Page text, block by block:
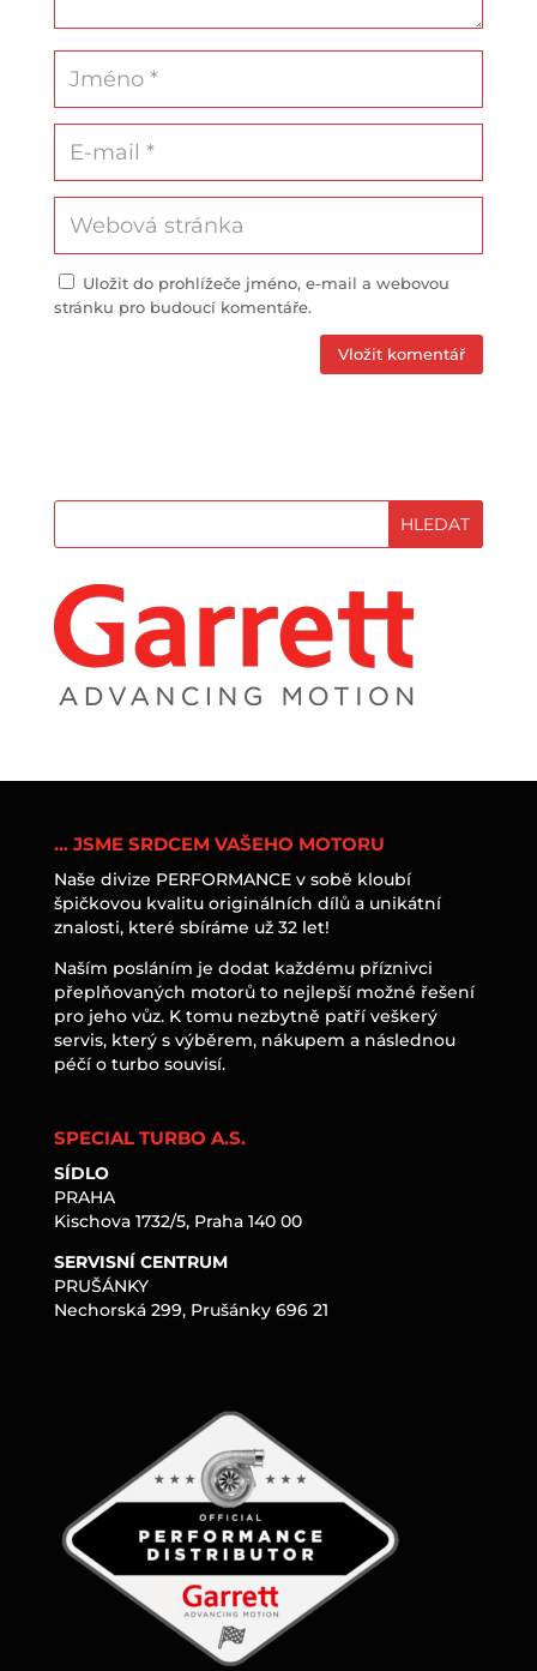
Uložit do prohlížeče jméno, e-mail a webovou
stránku pro budoucí komentáře.
… JSME SRDCEM VAŠEHO MOTORU
Naše divize PERFORMANCE v sobě kloubí
špičkovou kvalitu originálních dílů a unikátní
znalosti, které sbíráme už 32 let!
Naším posláním je dodat každému příznivci
přeplňovaných motorů to nejlepší možné řešení
pro jeho vůz. K tomu nezbytně patří veškerý
servis, který s výběrem, nákupem a následnou
péčí o turbo souvisí.
SPECIAL TURBO A.S.
SÍDLO
PRAHA
Kischova 1732/5, Praha 140 00
SERVISNÍ CENTRUM
PRUŠÁNKY
Nechorská 299, Prušánky 696 21